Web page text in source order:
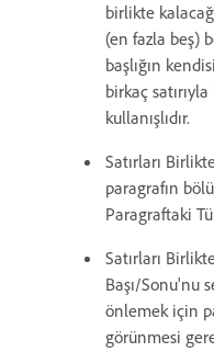
birlikte
(en fazla beş)
başlığın
birkaç
kullanışlıdır.
Satırları
paragrafın
Paragraftaki
Satırları
Başı/Sonu'nu
önlemek için
görünmesi